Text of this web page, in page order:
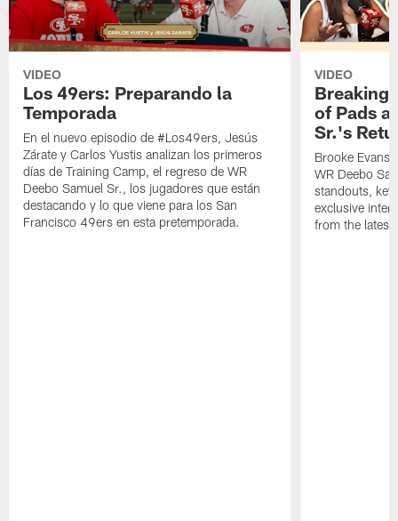
VIDEO
Los 49ers: Preparando la
Temporada
En el nuevo episodio de #Los49ers, Jesús
Zárate y Carlos Yustis analizan los primeros
días de Training Camp, el regreso de WR
Deebo Samuel Sr., los jugadores que están
destacando y lo que viene para los San
Francisco 49ers en esta pretemporada.
VIDEO
Breaking
of Pads
Sr.'s
Brooke Evans
WR Deebo
standouts,
exclusive
from the latest